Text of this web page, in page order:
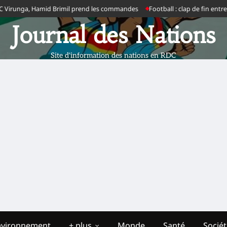
Brimil prend les commandes Football : clap de fin entre Emerse Faé
Journal des Nations
Site d'information des nations en RDC